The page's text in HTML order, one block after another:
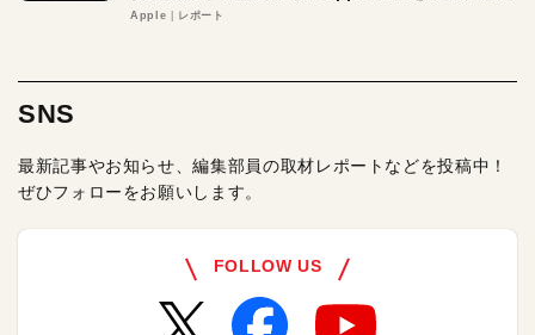
る理由とは
Apple レポート
SNS
最新記事やお知らせ、編集部員の取材レポートなどを投稿中！
ぜひフォローをお願いします。
FOLLOW US